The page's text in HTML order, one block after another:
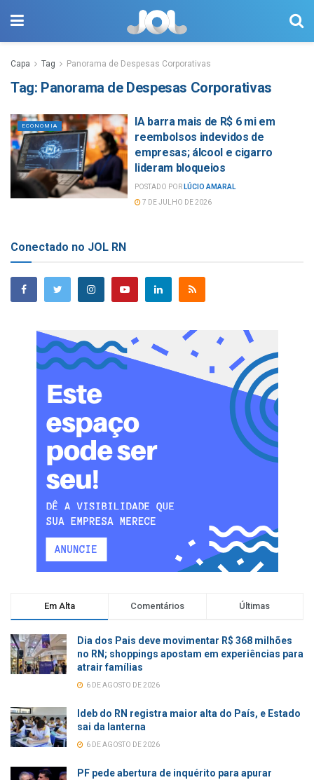
Capa Tag Panorama de Despesas Corporativas
Tag: Panorama de Despesas Corporativas
ECONOMIA
IA barra mais de R$ 6 mi em
reembolsos indevidos de
empresas; álcool e cigarro
lideram bloqueios
POSTADO POR LÚCIO AMARAL
7 DE JULHO DE 2026
Conectado no JOL RN
Em Alta Comentários Últimas
Dia dos Pais deve movimentar R$ 368 milhões
no RN; shoppings apostam em experiências para
atrair famílias
6 DE AGOSTO DE 2026
Ideb do RN registra maior alta do País, e Estado
sai da lanterna
6 DE AGOSTO DE 2026
PF pede abertura de inquérito para apurar